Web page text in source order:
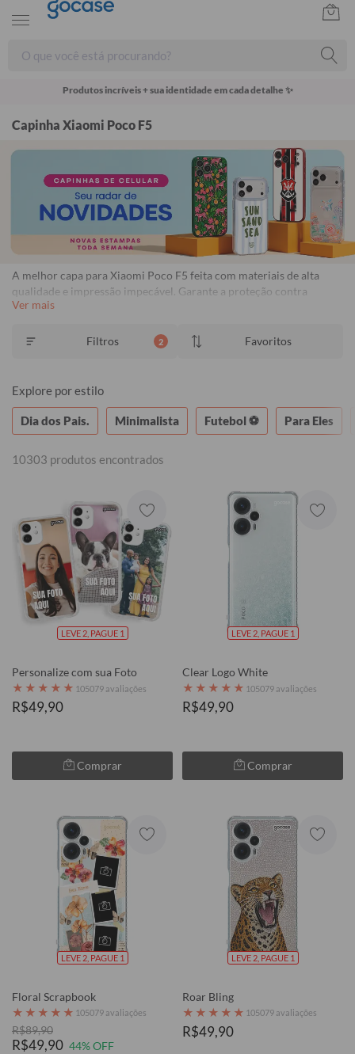
Produtos incríveis + sua identidade em cada detalhe ✨
Capinha Xiaomi Poco F5
A melhor capa para Xiaomi Poco F5 feita com materiais de alta
qualidade e impressão impecável. Garante a proteção contra
impactos, arranhões e poeira. Capinhas personalizadas para Xiaomi
1 ano contra descascamento.Consulte o regulamento.
Ver mais
Filtros 2 Favoritos
Explore por estilo
Dia dos Pais. Minimalista Futebol ⚽ Para Eles
10303 produtos encontrados
LEVE 2, PAGUE 1
Personalize com sua Foto
★ ★ ★ ★ ★ 105079 avaliações
R$49,90
Comprar
LEVE 2, PAGUE 1
Clear Logo White
★ ★ ★ ★ ★ 105079 avaliações
R$49,90
Comprar
LEVE 2, PAGUE 1
Floral Scrapbook
★ ★ ★ ★ ★ 105079 avaliações
R$89,90
R$49,90 44% OFF
LEVE 2, PAGUE 1
Roar Bling
★ ★ ★ ★ ★ 105079 avaliações
R$49,90